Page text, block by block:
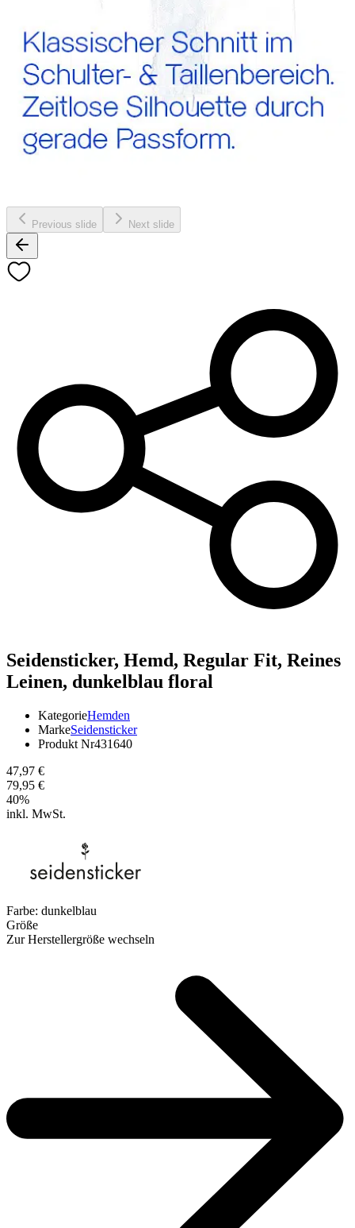
Previous slide Next slide
Seidensticker, Hemd, Regular Fit, Reines
Leinen, dunkelblau floral
KategorieHemden
MarkeSeidensticker
Produkt Nr431640
47,97 €
79,95 €
40%
inkl. MwSt.
Farbe: dunkelblau
Größe
Zur Herstellergröße wechseln